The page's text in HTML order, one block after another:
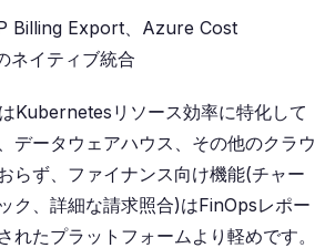
Billing Export、Azure Cost
ネイティブ統合
Kubernetesリソース効率に特化して
データウェアハウス、その他のクラウ
らず、ファイナンス向け機能(チャー
ク、詳細な請求照合)はFinOpsレポー
れたプラットフォームより軽めです。